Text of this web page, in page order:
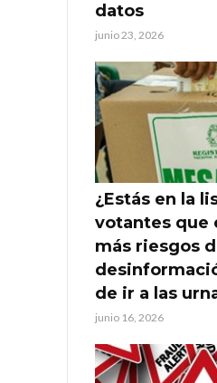
datos
junio 23, 2026
¿Estás en la
votantes que
más riesgos
de ir a las
junio 16, 2026